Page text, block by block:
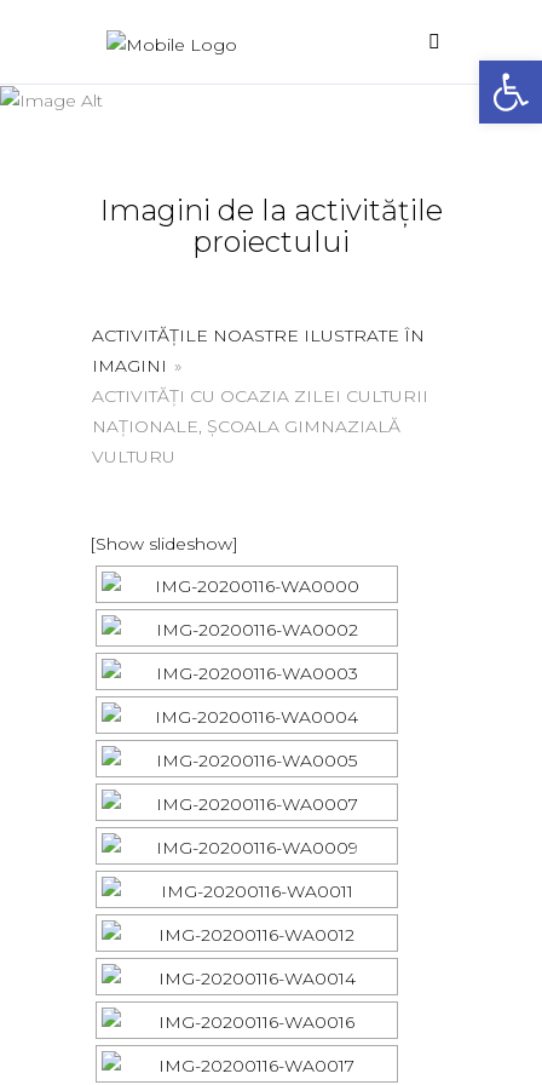
Galerie foto
Imagini de la activitățile
proiectului
ACTIVITĂȚILE NOASTRE ILUSTRATE ÎN
IMAGINI »
ACTIVITĂȚI CU OCAZIA ZILEI CULTURII
NAȚIONALE, ȘCOALA GIMNAZIALĂ
VULTURU
[Show slideshow]